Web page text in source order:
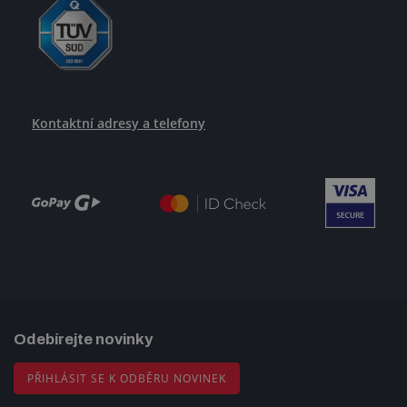
Kontaktní adresy a telefony
Odebírejte novinky
PŘIHLÁSIT SE K ODBĚRU NOVINEK